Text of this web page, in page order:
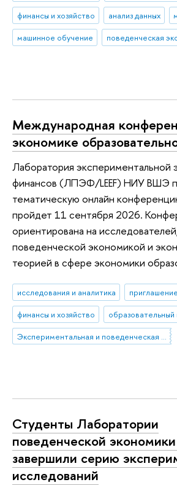
финансы и хозяйство
анализ данных
машинное обучение
поведенческая
Международная
экономике
Лаборатория экспериментальной
финансов (ЛПЭФ/LEEF) НИУ ВШЭ
тематическую онлайн
пройдет 11 сентября 2026.
ориентирована на
поведенческой экономикой и
теорией в сфере экономики
исследования и аналитика
финансы и хозяйство
Студенты Лаборатории
поведенческой
завершили серию
исследований